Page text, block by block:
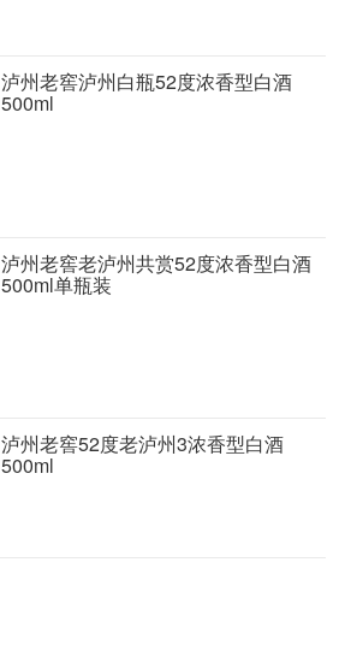
泸州老窖泸州白瓶52度浓香型白酒
500ml
泸州老窖老泸州共赏52度浓香型白酒
500ml单瓶装
泸州老窖52度老泸州3浓香型白酒
500ml